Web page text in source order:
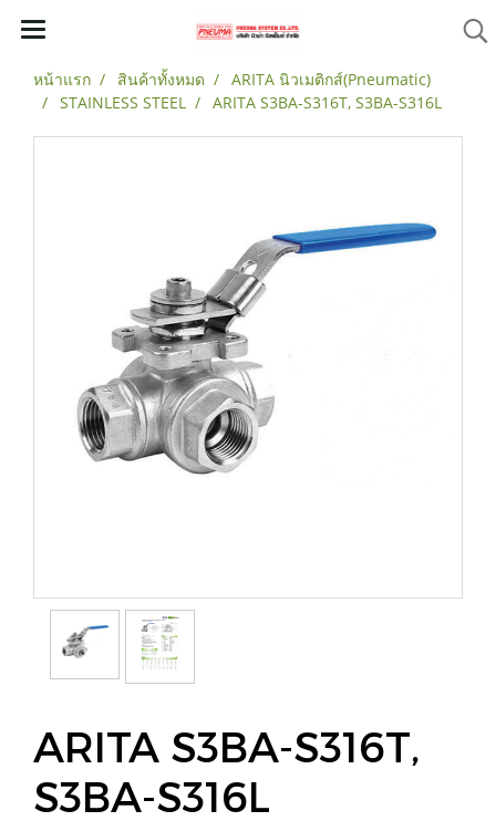
หน้าแรก สินค้าทั้งหมด
ARITA นิวเมติกส์(Pneumatic)
STAINLESS STEEL
ARITA S3BA-S316T, S3BA-S316L
ARITA S3BA-S316T,
S3BA-S316L